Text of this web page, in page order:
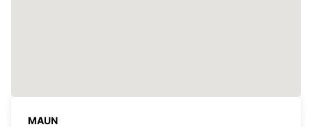
MAUN